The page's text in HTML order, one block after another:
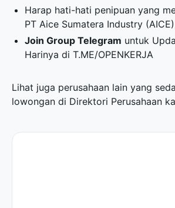
Harap hati-hati penipuan yang
PT Aice Sumatera Industry
Join Group Telegram untuk
Harinya diT.ME/OPENKERJA
Lihat juga perusahaan lain yang
lowongan di Direktori Perusahaan